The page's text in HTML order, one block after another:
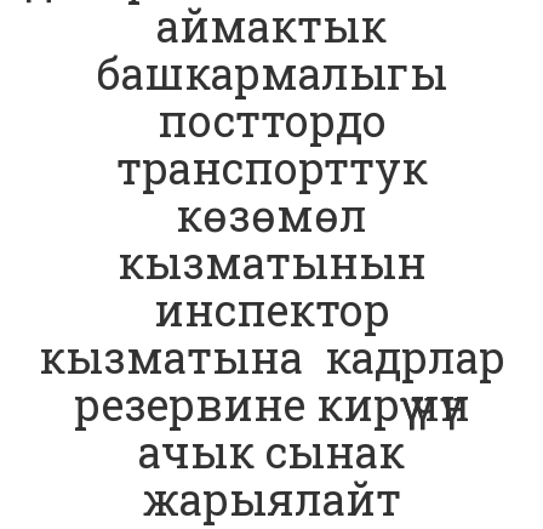
аймактык
башкармалыгы
посттордо
транспорттук
көзөмөл
кызматынын
инспектор
кызматына кадрлар
резервине кирүү үчүн
ачык сынак
жарыялайт